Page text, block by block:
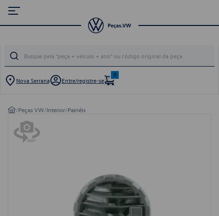
Nova Serrana Entre/registre-se
0
/Peças VW/Interior/Painéis